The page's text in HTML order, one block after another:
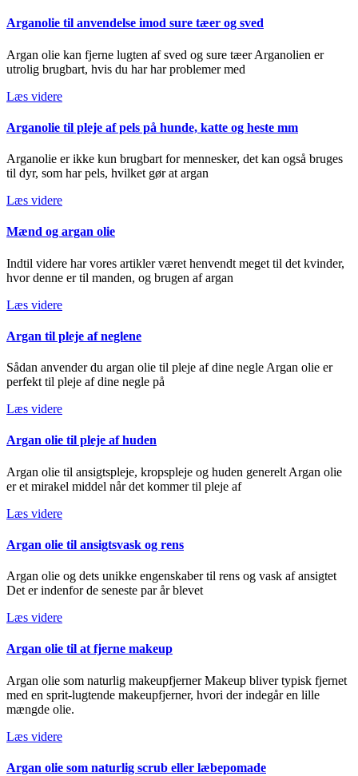
Arganolie til anvendelse imod sure tæer og sved
Argan olie kan fjerne lugten af sved og sure tæer Arganolien er
utrolig brugbart, hvis du har har problemer med
Læs videre
Arganolie til pleje af pels på hunde, katte og heste mm
Arganolie er ikke kun brugbart for mennesker, det kan også bruges
til dyr, som har pels, hvilket gør at argan
Læs videre
Mænd og argan olie
Indtil videre har vores artikler været henvendt meget til det kvinder,
hvor denne er til manden, og brugen af argan
Læs videre
Argan til pleje af neglene
Sådan anvender du argan olie til pleje af dine negle Argan olie er
perfekt til pleje af dine negle på
Læs videre
Argan olie til pleje af huden
Argan olie til ansigtspleje, kropspleje og huden generelt Argan olie
er et mirakel middel når det kommer til pleje af
Læs videre
Argan olie til ansigtsvask og rens
Argan olie og dets unikke engenskaber til rens og vask af ansigtet
Det er indenfor de seneste par år blevet
Læs videre
Argan olie til at fjerne makeup
Argan olie som naturlig makeupfjerner Makeup bliver typisk fjernet
med en sprit-lugtende makeupfjerner, hvori der indegår en lille
mængde olie.
Læs videre
Argan olie som naturlig scrub eller læbepomade